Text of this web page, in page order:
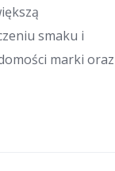
smaku i
marki oraz